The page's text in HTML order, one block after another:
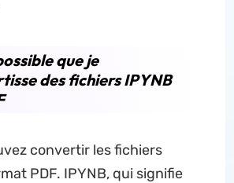
que je
des fichiers IPYNB
convertir les fichiers
PDF. IPYNB, qui signifie